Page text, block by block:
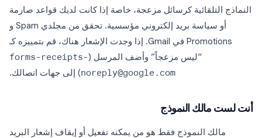
النماذج التلقائية كرسائل مزعجة، خاصة إذا كانت لديك قواعد صارمة
أو سياسة بريد إلكتروني مؤسسية. تحقق من مجلدي Spam و
Promotions في Gmail. إذا وجدت الإشعار هناك، قم بتمييزه كـ
“ليس مزعجاً” وأضف المرسل (forms-receipts-
noreply@google.com) إلى جهات اتصالك.
أنت لست مالك النموذج
مالك النموذج فقط هو من يمكنه تفعيل أو إيقاف إشعار البريد